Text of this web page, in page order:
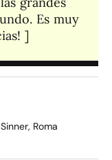
Es muy
]​
, Roma